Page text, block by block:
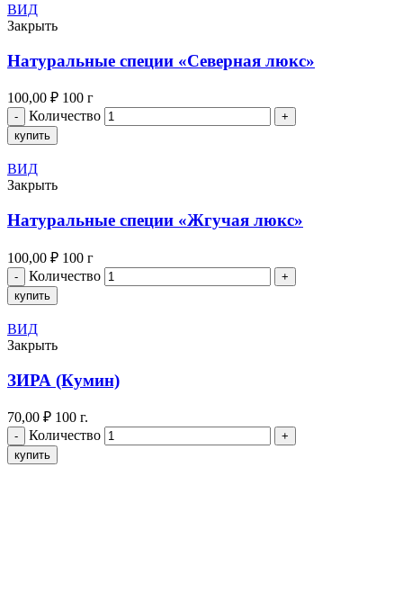
ВИД
Закрыть
Натуральные специи «Северная люкс»
100,00 ₽ 100 г
Количество
купить
ВИД
Закрыть
Натуральные специи «Жгучая люкс»
100,00 ₽ 100 г
Количество
купить
ВИД
Закрыть
ЗИРА (Кумин)
70,00 ₽ 100 г.
Количество
купить